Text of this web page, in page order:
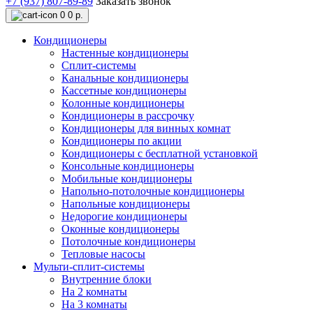
0 0 р.
Кондиционеры
Настенные кондиционеры
Сплит-системы
Канальные кондиционеры
Кассетные кондиционеры
Колонные кондиционеры
Кондиционеры в рассрочку
Кондиционеры для винных комнат
Кондиционеры по акции
Кондиционеры с бесплатной установкой
Консольные кондиционеры
Мобильные кондиционеры
Напольно-потолочные кондиционеры
Напольные кондиционеры
Недорогие кондиционеры
Оконные кондиционеры
Потолочные кондиционеры
Тепловые насосы
Мульти-сплит-системы
Внутренние блоки
На 2 комнаты
На 3 комнаты